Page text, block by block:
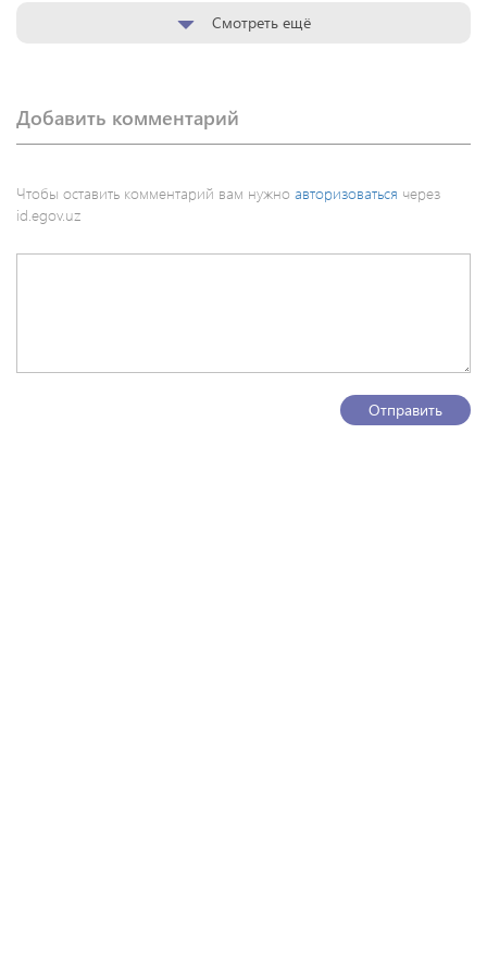
Смотреть ещё
Добавить комментарий
Чтобы оставить комментарий вам нужно авторизоваться через
id.egov.uz
Отправить